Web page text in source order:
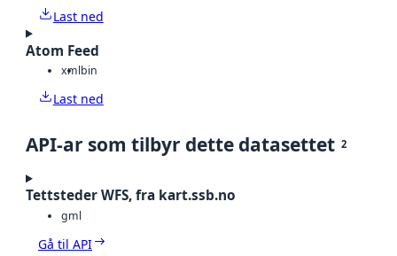
Last ned
Atom Feed
xmlbin
Last ned
API-ar som tilbyr dette datasettet 2
Tettsteder WFS, fra kart.ssb.no
gml
Gå til API